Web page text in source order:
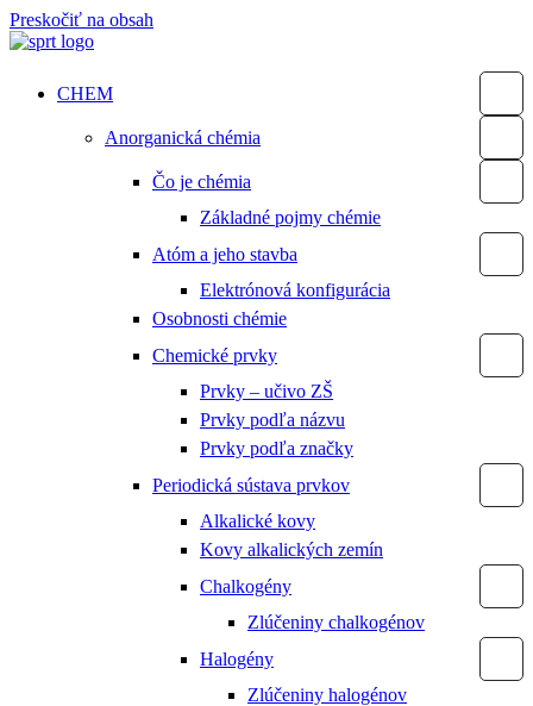
Preskočiť na obsah
CHEM
Anorganická chémia
Čo je chémia
Základné pojmy chémie
Atóm a jeho stavba
Elektrónová konfigurácia
Osobnosti chémie
Chemické prvky
Prvky – učivo ZŠ
Prvky podľa názvu
Prvky podľa značky
Periodická sústava prvkov
Alkalické kovy
Kovy alkalických zemín
Chalkogény
Zlúčeniny chalkogénov
Halogény
Zlúčeniny halogénov